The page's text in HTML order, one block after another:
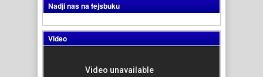
Nadji nas na fejsbuku
Video